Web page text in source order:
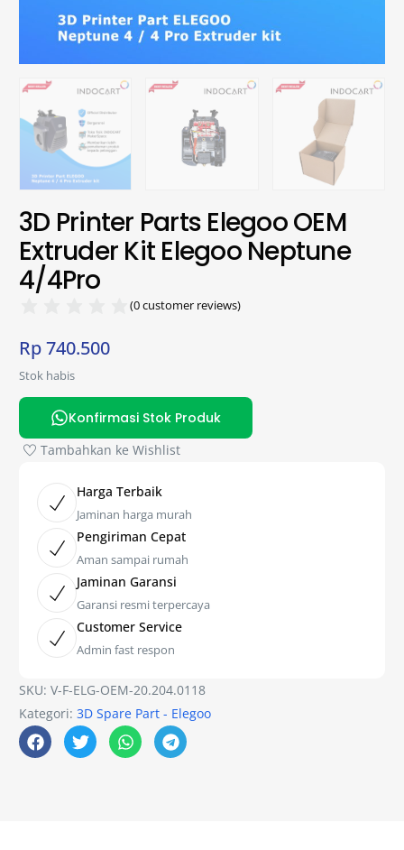
3D Printer Parts Elegoo OEM
Extruder Kit Elegoo Neptune
4/4Pro
(0customer reviews)
Rp740.500
Stok habis
Konfirmasi Stok Produk
Tambahkan ke Wishlist
Harga Terbaik
Jaminan harga murah
Pengiriman Cepat
Aman sampai rumah
Jaminan Garansi
Garansi resmi terpercaya
Customer Service
Admin fast respon
SKU:V-F-ELG-OEM-20.204.0118
Kategori:3D Spare Part - Elegoo